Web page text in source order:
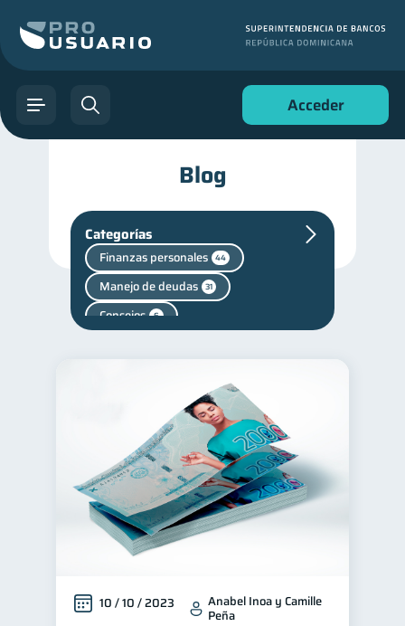
Acceder
Blog
Categorías
Finanzas personales 44
Manejo de deudas 31
Consejos 6
1
inversiones 1
Educación financiera 31
Finanzas para jóvenes 30
Control de deudas 30
Finanzas familiares
Bienestar financiero 22
10 / 10 / 2023 Anabel Inoa y Camille
Peña